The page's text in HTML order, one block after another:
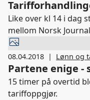
Like over kl 14 i dag
mellom Norsk
Landsforening.
08.04.2018 | Lønn og
Partene enige
15 timer på overtid
tariffoppgjør.